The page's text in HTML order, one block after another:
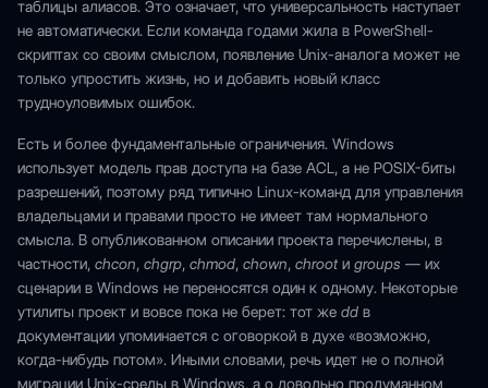
таблицы алиасов. Это означает, что универсальность наступает
не автоматически. Если команда годами жила в PowerShell-
скриптах со своим смыслом, появление Unix-аналога может не
только упростить жизнь, но и добавить новый класс
трудноуловимых ошибок.
Есть и более фундаментальные ограничения. Windows
использует модель прав доступа на базе ACL, а не POSIX-биты
разрешений, поэтому ряд типично Linux-команд для управления
владельцами и правами просто не имеет там нормального
смысла. В опубликованном описании проекта перечислены, в
частности, chcon, chgrp, chmod, chown, chroot и groups — их
сценарии в Windows не переносятся один к одному. Некоторые
утилиты проект и вовсе пока не берет: тот же dd в
документации упоминается с оговоркой в духе «возможно,
когда-нибудь потом». Иными словами, речь идет не о полной
миграции Unix-среды в Windows, а о довольно продуманном